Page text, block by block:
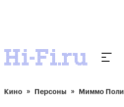
Кино Персоны Миммо Поли